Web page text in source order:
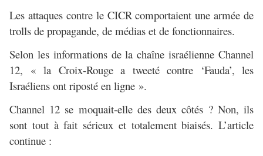
Les attaques contre le CICR comportaient une armée de
trolls de propagande, de médias et de fonctionnaires.
Selon les informations de la chaîne israélienne Channel
12, « la Croix-Rouge a tweeté contre ‘Fauda’, les
Israéliens ont riposté en ligne ».
Channel 12 se moquait-elle des deux côtés ? Non, ils
sont tout à fait sérieux et totalement biaisés. L’article
continue :